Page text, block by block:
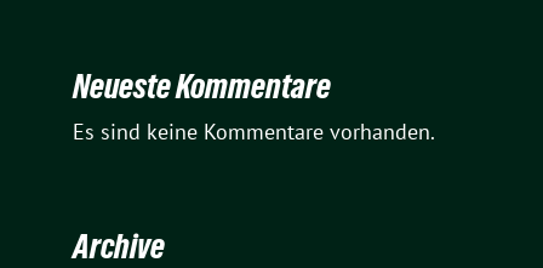
Neueste Kommentare
Es sind keine Kommentare vorhanden.
Archive